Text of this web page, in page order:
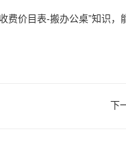
价目表-搬办公桌”知识，
下